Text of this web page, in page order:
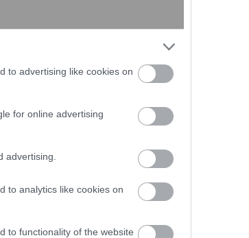
to advertising like cookies on
for online advertising
advertising.
to analytics like cookies on
to functionality of the website
Στους δήμους
το
ευρώ
-Ποιους